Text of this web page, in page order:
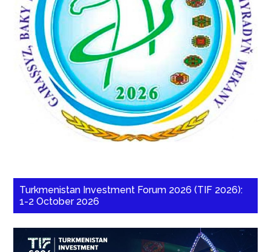
Turkmenistan Investment Forum 2026 (TIF 2026):
1-2 October 2026